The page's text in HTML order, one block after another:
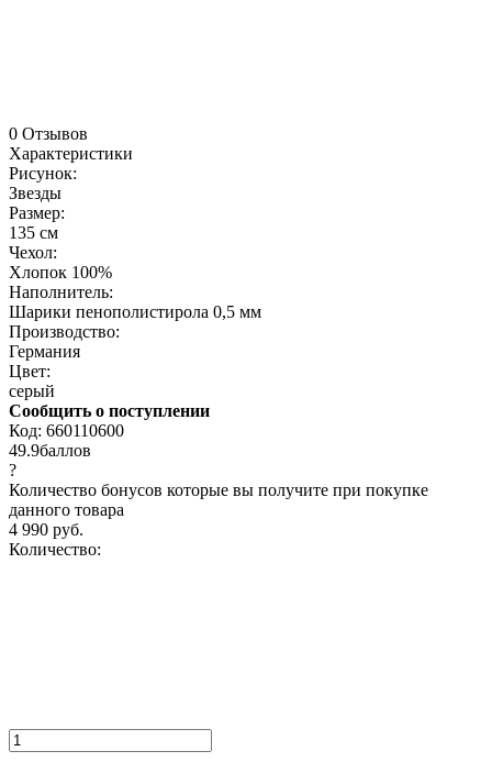
0 Отзывов
Характеристики
Рисунок:
Звезды
Размер:
135 см
Чехол:
Хлопок 100%
Наполнитель:
Шарики пенополистирола 0,5 мм
Производство:
Германия
Цвет:
серый
Сообщить о поступлении
Код: 660110600
49.9баллов
?
Количество бонусов которые вы получите при покупке
данного товара
4 990 руб.
Количество: